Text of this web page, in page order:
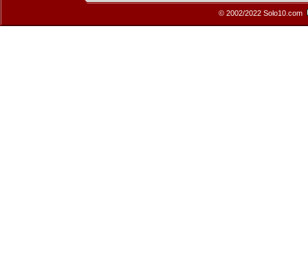
© 2002/2022 Solo10.com